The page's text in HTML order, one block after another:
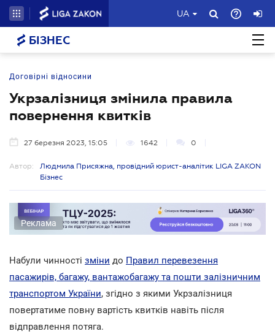
UA
БІЗНЕС
Договірні відносини
Укрзалізниця змінила правила
повернення квитків
27 березня 2023, 15:05 1642 0
Автор:
Людмила Присяжна, провідний юрист-аналітик LIGA ZAKON
Бізнес
Реклама
Набули чинності зміни до Правил перевезення
пасажирів, багажу, вантажобагажу та пошти залізничним
транспортом України, згідно з якими Укрзалізниця
повертатиме повну вартість квитків навіть після
відправлення потяга.